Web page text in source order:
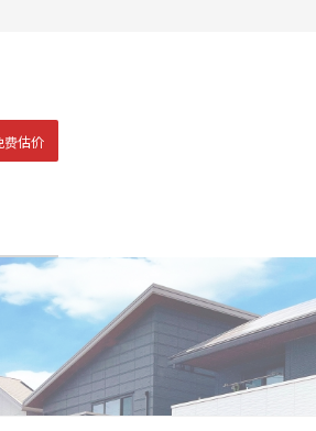
费估价